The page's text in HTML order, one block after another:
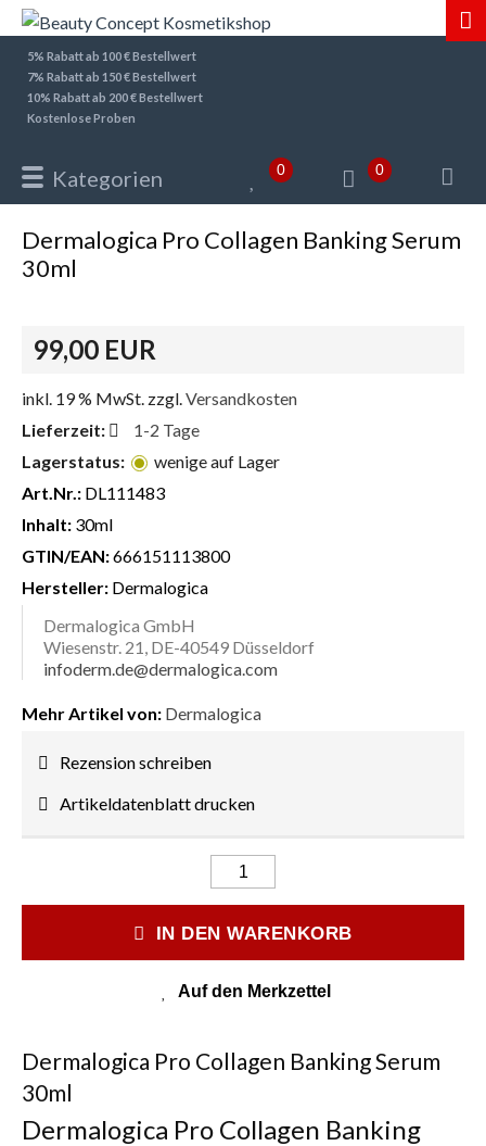
5% Rabatt ab 100 € Bestellwert
7% Rabatt ab 150 € Bestellwert
10% Rabatt ab 200 € Bestellwert
Kostenlose Proben
Kategorien 0
0
Dermalogica Pro Collagen Banking Serum
30ml
99,00 EUR
inkl. 19 % MwSt. zzgl.Versandkosten
Lieferzeit:
1-2 Tage
Lagerstatus:
wenige auf Lager
Art.Nr.: DL111483
Inhalt: 30ml
GTIN/EAN:666151113800
Hersteller: Dermalogica
Dermalogica GmbH
Wiesenstr. 21, DE-40549 Düsseldorf
infoderm.de@dermalogica.com
Mehr Artikel von: Dermalogica
Rezension schreiben
Artikeldatenblatt drucken
IN DEN WARENKORB
Dermalogica Pro Collagen Banking Serum
30ml
Dermalogica Pro Collagen Banking